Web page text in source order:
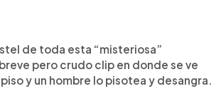
de toda esta “misteriosa”
pero crudo clip en donde se ve
y un hombre lo pisotea y desangra.